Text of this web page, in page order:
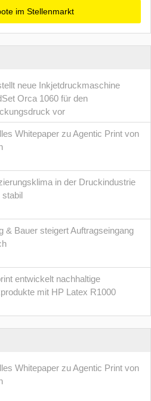
im Stellenmarkt
neue Inkjetdruckmaschine
Orca 1060 für den
vor
Whitepaper zu Agentic Print von
in der Druckindustrie
stabil
& Bauer steigert Auftragseingang
entwickelt nachhaltige
mit HP Latex R1000
Whitepaper zu Agentic Print von